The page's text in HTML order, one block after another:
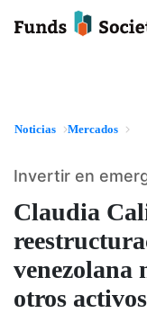
Noticias Mercados
Claudia
venezolana
otros
Invertir en